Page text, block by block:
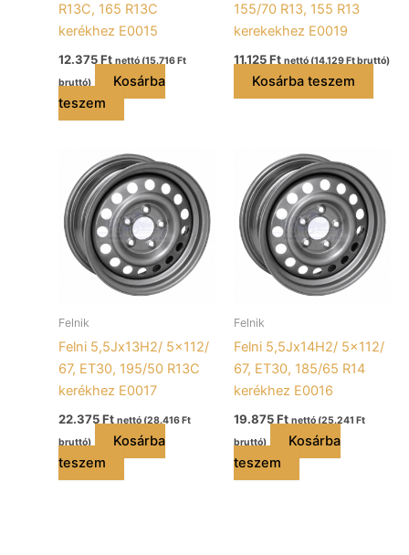
R13C, 165 R13C
kerékhez E0015
12.375Ft nettó (15.716 Ft
bruttó)
Kosárba
teszem
155/70 R13, 155 R13
kerekekhez E0019
11.125Ft nettó (14.129 Ftbruttó)
Kosárba teszem
Felnik
Felni 5,5Jx13H2/ 5×112/
67, ET30, 195/50 R13C
kerékhez E0017
22.375Ft nettó (28.416Ft
bruttó)
Kosárba
teszem
Felnik
Felni 5,5Jx14H2/ 5×112/
67, ET30, 185/65 R14
kerékhez E0016
19.875Ft nettó (25.241 Ft
bruttó)
Kosárba
teszem